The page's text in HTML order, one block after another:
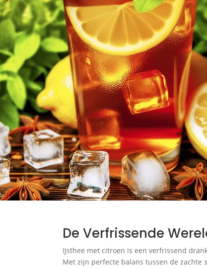
De Verfrissende
IJsthee met citroen is een verfrissend
Met zijn perfecte balans tussen de zachte